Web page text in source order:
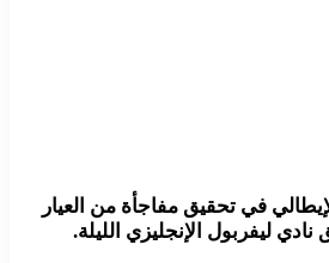
في تحقيق مفاجأة من العيار
ليفربول الإنجليزي الليلة.